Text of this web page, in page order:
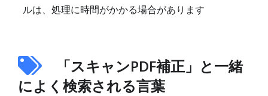
ルは、処理に時間がかかる場合があります
「スキャンPDF補正」と一緒
によく検索される言葉